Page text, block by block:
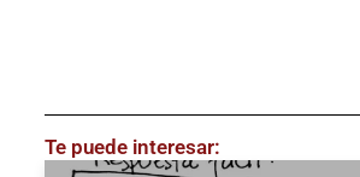
Te puede interesar: